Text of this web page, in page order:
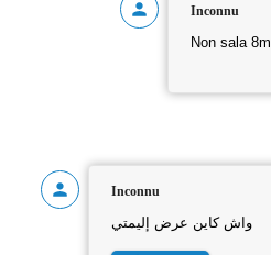
Inconnu
Non sala
Inconnu
واش كاين عرض إليمتي